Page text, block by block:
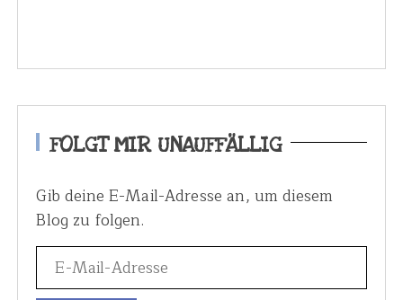
u
FOLGT MIR UNAUFFÄLLIG
Gib deine E-Mail-Adresse an, um diesem
Blog zu folgen.